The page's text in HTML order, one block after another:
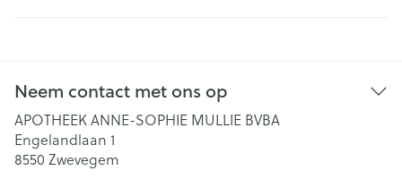
Neem contact met ons op
APOTHEEK ANNE-SOPHIE MULLIE BVBA
Engelandlaan 1
8550 Zwevegem